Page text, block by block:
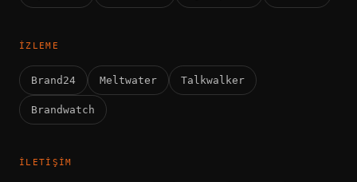
İZLEME
Brand24 Meltwater Talkwalker
Brandwatch
İLETIŞIM